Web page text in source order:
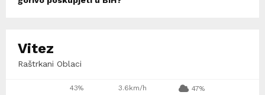
Vitez
Raštrkani Oblaci
43% 3.6km/h 47%